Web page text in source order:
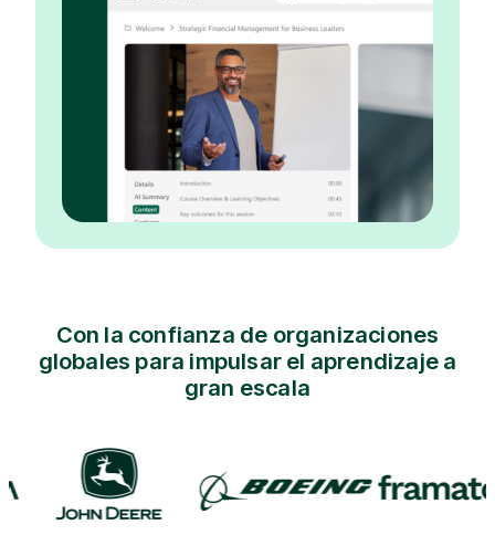
Con la confianza de organizaciones
globales para impulsar el aprendizaje a
gran escala